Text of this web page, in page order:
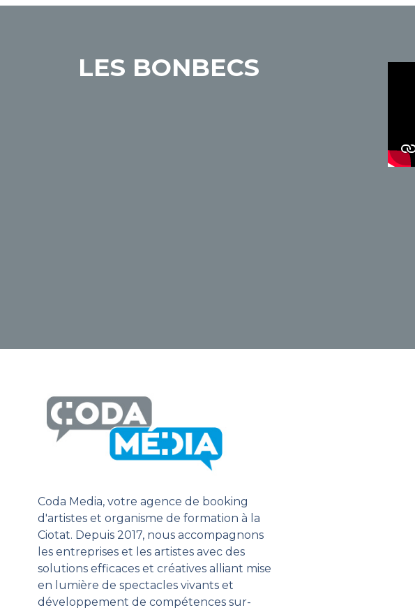
LES BONBECS
Coda Media, votre agence de booking
d'artistes et organisme de formation à la
Ciotat. Depuis 2017, nous accompagnons
les entreprises et les artistes avec des
solutions efficaces et créatives alliant mise
en lumière de spectacles vivants et
développement de compétences sur-